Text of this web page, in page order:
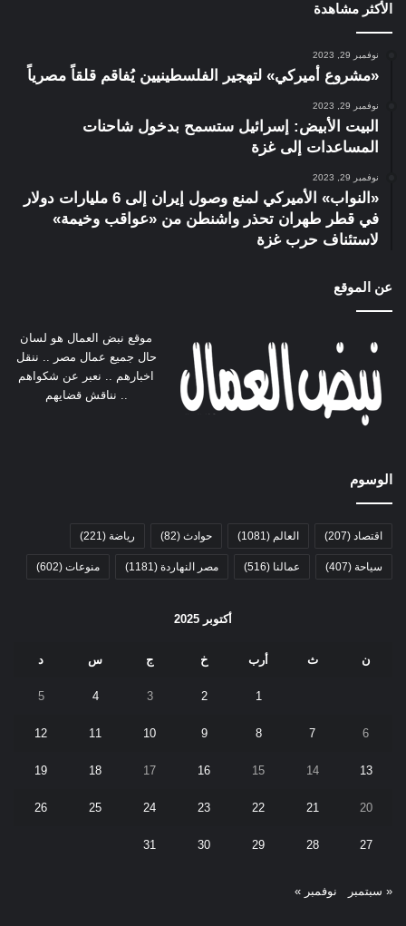
الأكثر مشاهدة
نوفمبر 29, 2023
«مشروع أميركي» لتهجير الفلسطينيين يُفاقم قلقاً مصرياً
نوفمبر 29, 2023
البيت الأبيض: إسرائيل ستسمح بدخول شاحنات
المساعدات إلى غزة
نوفمبر 29, 2023
«النواب» الأميركي لمنع وصول إيران إلى 6 مليارات دولار
في قطر طهران تحذر واشنطن من «عواقب وخيمة»
لاستئناف حرب غزة
عن الموقع
موقع نبض العمال هو لسان
حال جميع عمال مصر .. ننقل
اخبارهم .. نعبر عن شكواهم
.. نناقش قضايهم
الوسوم
اقتصاد (207) العالم (1081) حوادث (82) رياضة (221)
سياحة (407) عمالنا (516) مصر النهاردة (1181) منوعات (602)
أكتوبر 2025
ن ث أرب خ ج س د
1
2
3
4
5
6
7
8
9
10
11
12
13
14
15
16
17
18
19
20
21
22
23
24
25
26
27
28
29
30
31
« سبتمبر نوفمبر »